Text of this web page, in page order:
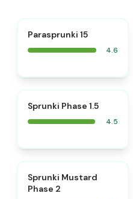
Parasprunki 15
4.6
Sprunki Phase 1.5
4.5
Sprunki Mustard
Phase 2